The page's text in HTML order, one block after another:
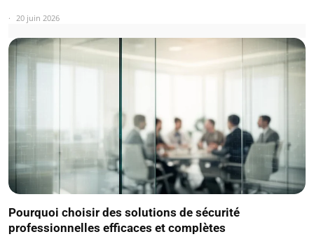
20 juin 2026
Pourquoi choisir des solutions de sécurité
professionnelles efficaces et complètes